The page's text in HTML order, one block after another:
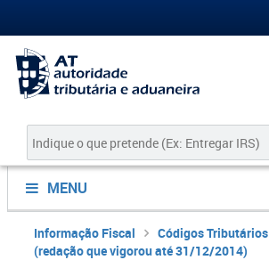
MENU
Informação Fiscal Códigos Tributários
(redação que vigorou até 31/12/2014)